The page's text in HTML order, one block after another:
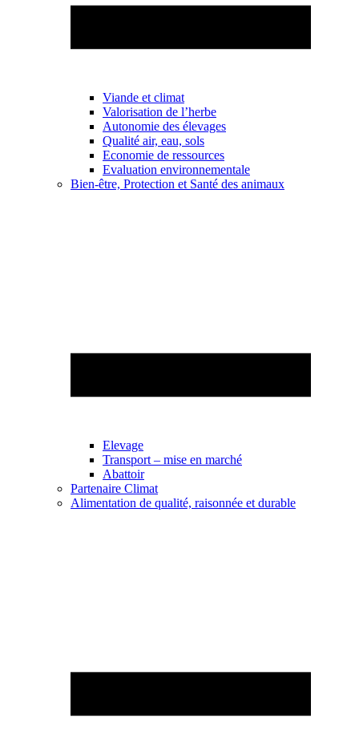
Viande et climat
Valorisation de l’herbe
Autonomie des élevages
Qualité air, eau, sols
Economie de ressources
Evaluation environnementale
Bien-être, Protection et Santé des animaux
Elevage
Transport – mise en marché
Abattoir
Partenaire Climat
Alimentation de qualité, raisonnée et durable